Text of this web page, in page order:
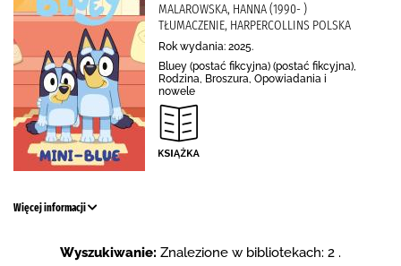
MALAROWSKA, HANNA (1990- )
TŁUMACZENIE, HARPERCOLLINS POLSKA
Rok wydania: 2025.
Bluey (postać fikcyjna) (postać fikcyjna),
Rodzina, Broszura, Opowiadania i
nowele
Więcej informacji
Wyszukiwanie: Znalezione w bibliotekach: 2 .